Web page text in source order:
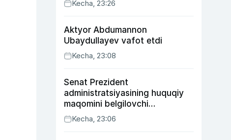
Kecha, 23:26
Aktyor Abdu­mannon
Ubaydullayev vafot etdi
Kecha, 23:08
Senat Prezident
administratsiyasining huquqiy
maqomini belgilovchi
konstitutsiyaviy qonunni
ma’qulladi
Kecha, 23:06